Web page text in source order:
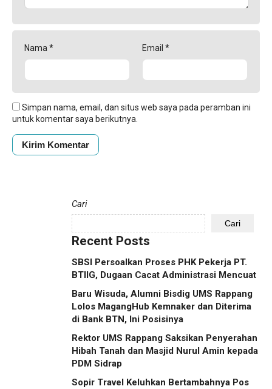
Nama* Email *
Simpan nama, email, dan situs web saya pada peramban ini
untuk komentar saya berikutnya.
Cari
Cari
Recent Posts
SBSI Persoalkan Proses PHK Pekerja PT.
BTIIG, Dugaan Cacat Administrasi Mencuat
Baru Wisuda, Alumni Bisdig UMS Rappang
Lolos MagangHub Kemnaker dan Diterima
di Bank BTN, Ini Posisinya
Rektor UMS Rappang Saksikan Penyerahan
Hibah Tanah dan Masjid Nurul Amin kepada
PDM Sidrap
Sopir Travel Keluhkan Bertambahnya Pos